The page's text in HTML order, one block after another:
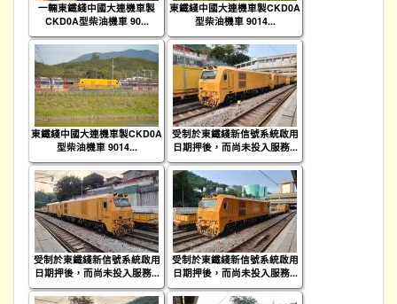
一輛東鐵綫中國大連機車製
CKD0A型柴油機車 90...
東鐵綫中國大連機車製CKD0A
型柴油機車 9014...
東鐵綫中國大連機車製CKD0A
型柴油機車 9014...
受制於東鐵綫新信號系統啟用
日期押後，而尚未投入服務...
受制於東鐵綫新信號系統啟用
日期押後，而尚未投入服務...
受制於東鐵綫新信號系統啟用
日期押後，而尚未投入服務...